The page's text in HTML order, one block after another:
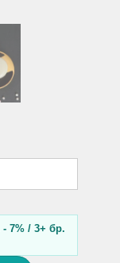
7% / 3+ бр.